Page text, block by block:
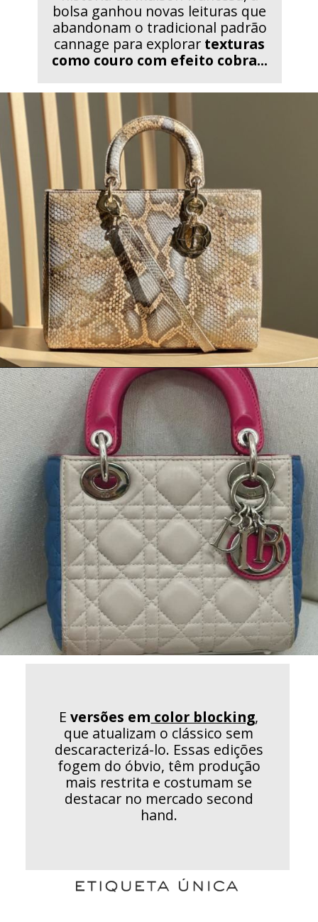
bolsa ganhou novas leituras que
abandonam o tradicional padrão
cannage para explorar texturas
como couro com efeito cobra...
Eversões em color blocking,
que atualizam o clássico sem
descaracterizá-lo. Essas edições
fogem do óbvio, têm produção
mais restrita e costumam se
destacar no mercado second
hand.